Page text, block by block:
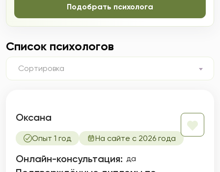
Подобрать психолога
Список психологов
Сортировка
Оксана
Опыт 1 год На сайте с 2026 года
Онлайн-консультация: да